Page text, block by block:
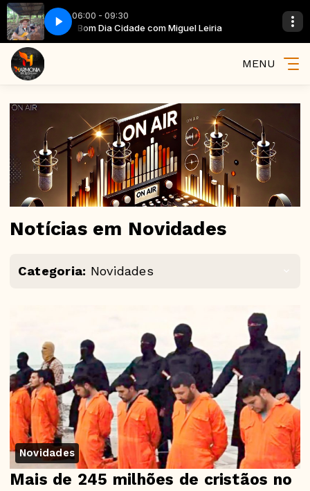
06:00 - 09:30
Bom Dia Cidade com Miguel Leiria
MENU
Notícias em Novidades
Categoria: Novidades
Novidades
Mais de 245 milhões de cristãos no